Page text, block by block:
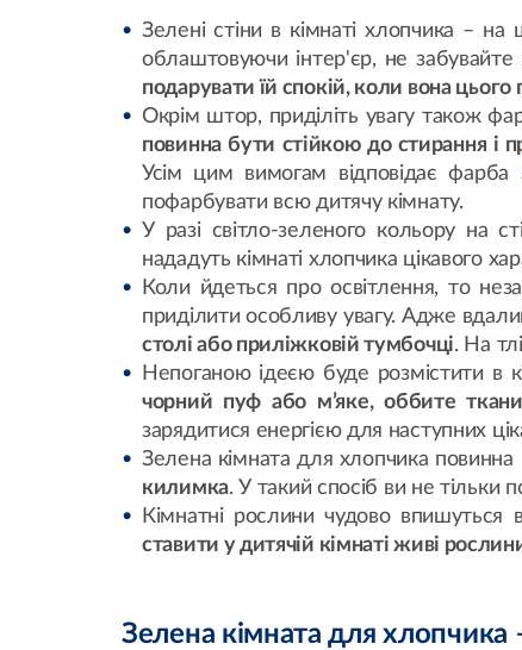
Зелені стіни в кімнаті хлопчика – на
облаштовуючи інтер'єр, не
подарувати їй спокій, коли вона
Окрім штор, приділіть увагу також
повинна бути стійкою до стирання і
Усім цим вимогам відповідає фарба
пофарбувати всю дитячу кімнату.
У разі світло-зеленого кольору на
нададуть кімнаті хлопчика цікавого
Коли йдеться про освітлення, то
приділити особливу увагу. Адже
столі або приліжковій тумбочці. На
Непоганою ідеєю буде розмістити в
чорний пуф або м’яке, оббите
зарядитися енергією для наступних
Зелена кімната для хлопчика
килимка. У такий спосіб ви не тільки
Кімнатні рослини чудово
ставити у дитячій кімнаті живі
Зелена кімната для хлопчика